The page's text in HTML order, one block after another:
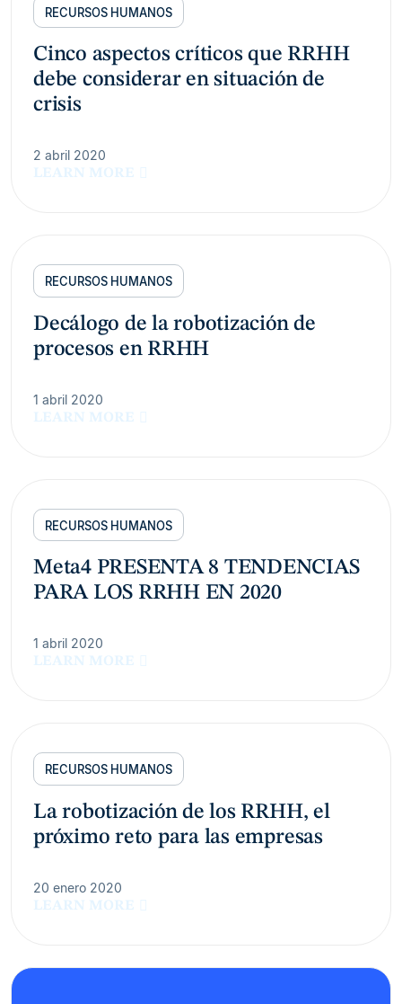
RECURSOS HUMANOS
Cinco aspectos críticos que RRHH
debe considerar en situación de
crisis
2 abril 2020
LEARN MORE
RECURSOS HUMANOS
Decálogo de la robotización de
procesos en RRHH
1 abril 2020
LEARN MORE
RECURSOS HUMANOS
Meta4 PRESENTA 8 TENDENCIAS
PARA LOS RRHH EN 2020
1 abril 2020
LEARN MORE
RECURSOS HUMANOS
La robotización de los RRHH, el
próximo reto para las empresas
20 enero 2020
LEARN MORE